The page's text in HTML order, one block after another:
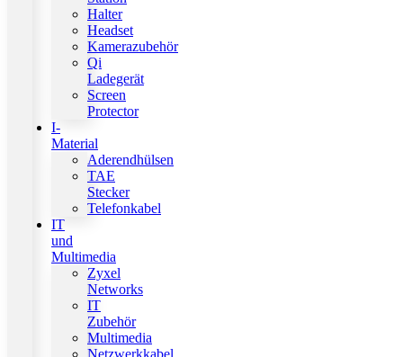
Halter
Headset
Kamerazubehör
Qi
Ladegerät
Screen
Protector
I-
Material
Aderendhülsen
TAE
Stecker
Telefonkabel
IT
und
Multimedia
Zyxel
Networks
IT
Zubehör
Multimedia
Netzwerkkabel